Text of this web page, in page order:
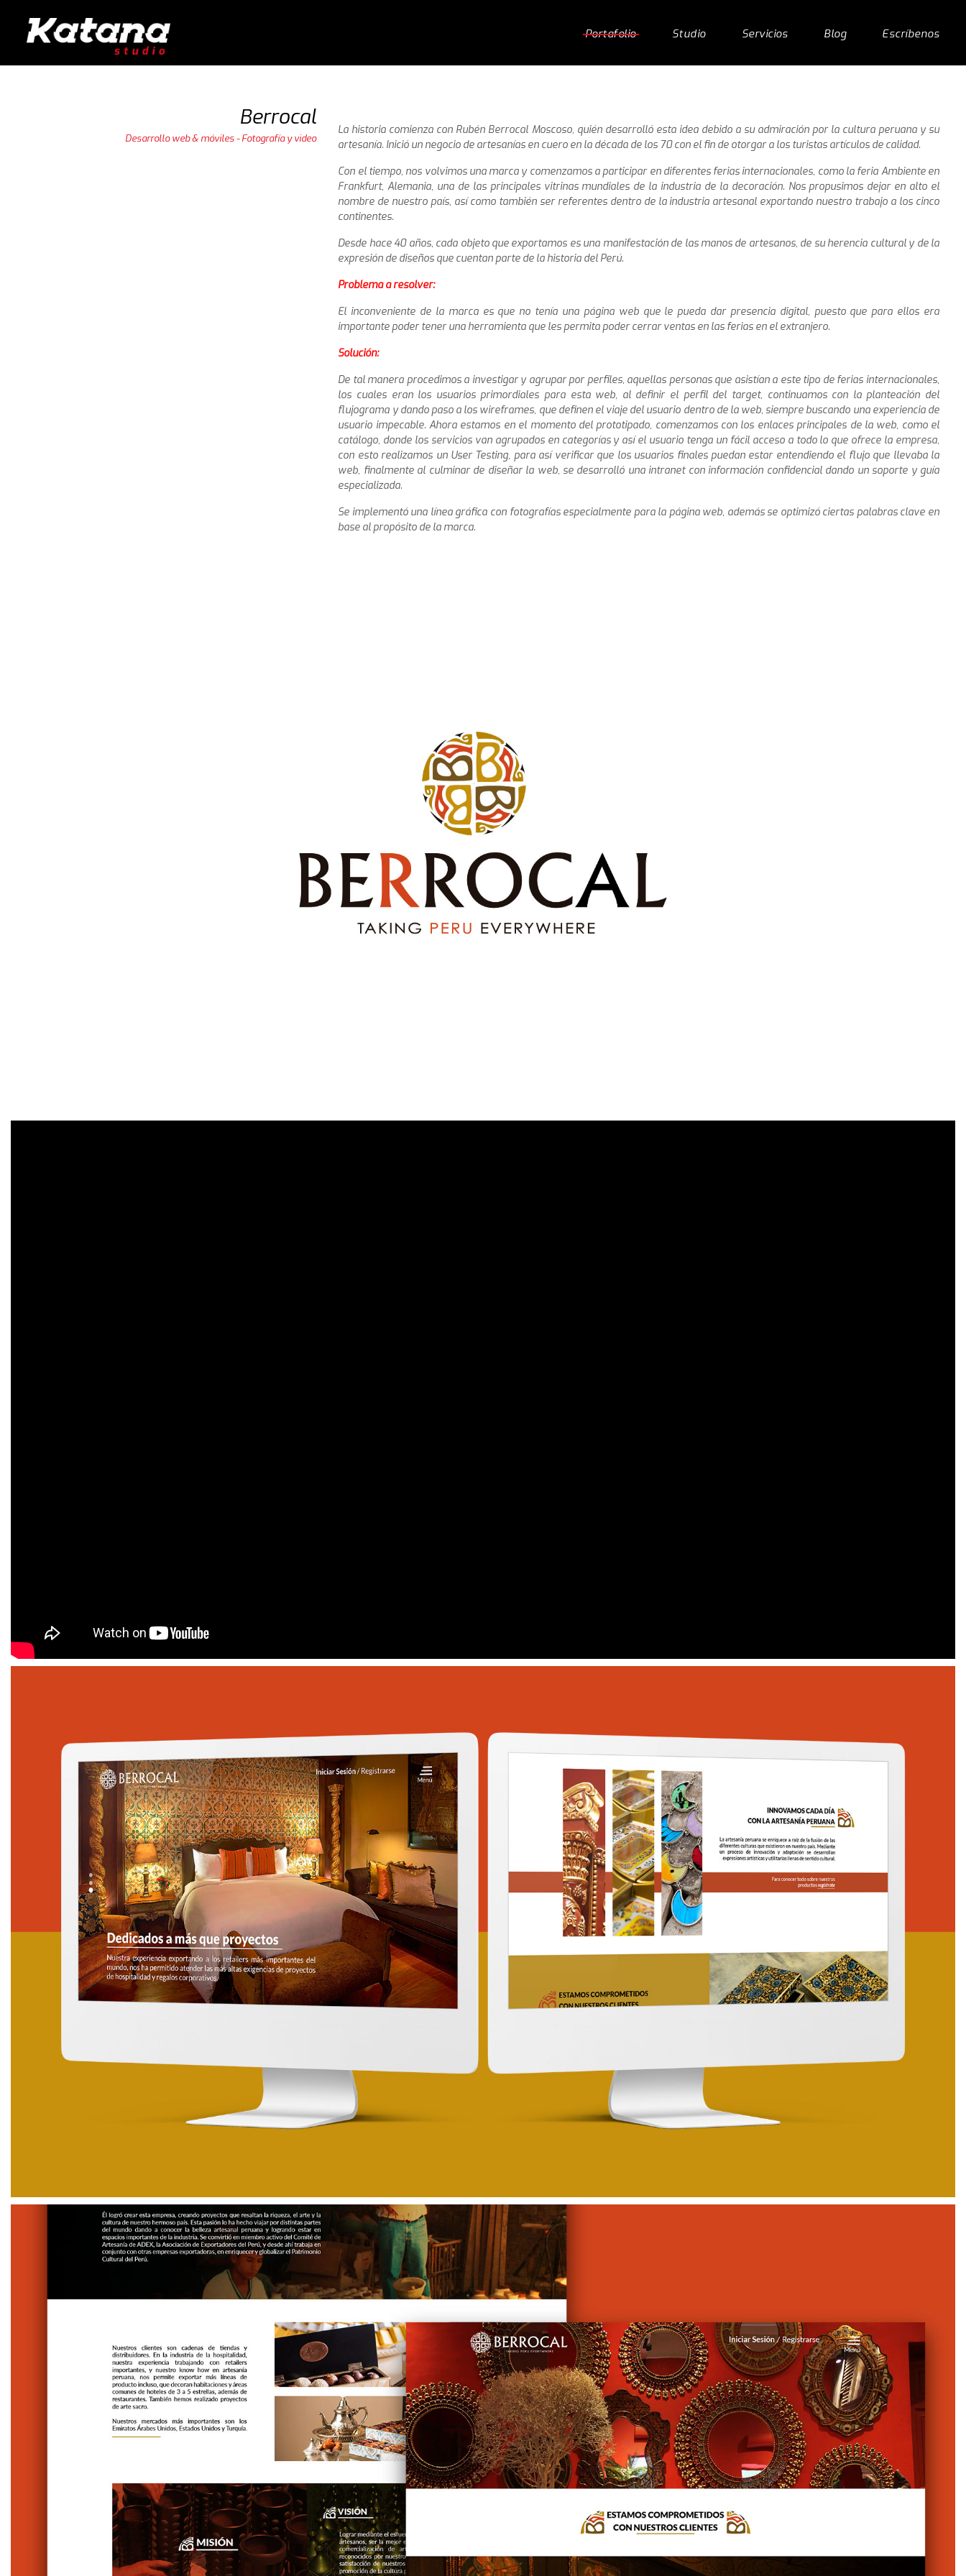
Portafolio Studio Servicios Blog Escríbenos
Berrocal
Desarrollo web & móviles - Fotografía y video
La historia comienza con Rubén Berrocal Moscoso, quién desarrolló esta idea debido a su admiración por la cultura peruana y su
artesanía. Inició un negocio de artesanías en cuero en la década de los 70 con el fin de otorgar a los turistas artículos de calidad.
Con el tiempo, nos volvimos una marca y comenzamos a participar en diferentes ferias internacionales, como la feria Ambiente en
Frankfurt, Alemania, una de las principales vitrinas mundiales de la industria de la decoración. Nos propusimos dejar en alto el
nombre de nuestro país, así como también ser referentes dentro de la industria artesanal exportando nuestro trabajo a los cinco
continentes.
Desde hace 40 años, cada objeto que exportamos es una manifestación de las manos de artesanos, de su herencia cultural y de la
expresión de diseños que cuentan parte de la historia del Perú.
Problema a resolver:
El inconveniente de la marca es que no tenía una página web que le pueda dar presencia digital, puesto que para ellos era
importante poder tener una herramienta que les permita poder cerrar ventas en las ferias en el extranjero.
Solución:
De tal manera procedimos a investigar y agrupar por perfiles, aquellas personas que asistían a este tipo de ferias internacionales,
los cuales eran los usuarios primordiales para esta web, al definir el perfil del target, continuamos con la planteación del
flujograma y dando paso a los wireframes, que definen el viaje del usuario dentro de la web, siempre buscando una experiencia de
usuario impecable. Ahora estamos en el momento del prototipado, comenzamos con los enlaces principales de la web, como el
catálogo, donde los servicios van agrupados en categorías y así el usuario tenga un fácil acceso a todo lo que ofrece la empresa,
con esto realizamos un User Testing, para así verificar que los usuarios finales puedan estar entendiendo el flujo que llevaba la
web, finalmente al culminar de diseñar la web, se desarrolló una intranet con información confidencial dando un soporte y guía
especializada.
Se implementó una línea gráfica con fotografías especialmente para la página web, además se optimizó ciertas palabras clave en
base al propósito de la marca.